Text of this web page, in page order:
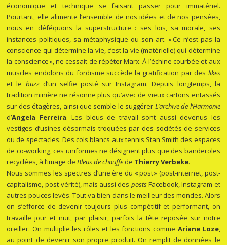
économique et technique se faisant passer pour immatériel.
Pourtant, elle alimente l’ensemble de nos idées et de nos pensées,
nous en déféquons la superstructure : ses lois, sa morale, ses
instances politiques, sa métaphysique ou son art. « Ce n’est pas la
conscience qui détermine la vie, c’est la vie (matérielle) qui détermine
la conscience », ne cessait de répéter Marx. À l’échine courbée et aux
muscles endoloris du fordisme succède la gratification par des likes
et le buzzd’un selfie posté sur Instagram. Depuis longtemps, la
tradition minière ne résonne plus qu’avec de vieux cartons entassés
sur des étagères, ainsi que semble le suggérer L’archive de l’Harmonie
d’Angela Ferreira. Les bleus de travail sont aussi devenus les
vestiges d’usines désormais troquées par des sociétés de services
ou de spectacles. Des cols blancs aux tennis Stan Smith des espaces
de co-working, ces uniformes ne désignent plus que des banderoles
recyclées, à l’image deBleus de chauffe de Thierry Verbeke.
Nous sommes les spectres d’une ère du « post » (post-internet, post-
capitalisme, post-vérité), mais aussi des postsFacebook, Instagram et
autres pouces levés. Tout va bien dans le meilleur des mondes. Alors
on s’efforce de devenir toujours plus compétitif et performant, on
travaille jour et nuit, par plaisir, parfois la tête reposée sur notre
oreiller. On multiplie les rôles et les fonctions comme Ariane Loze,
au point de devenir son propre produit. On remplit de données le